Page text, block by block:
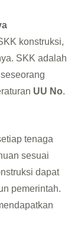
konstruksi,
SKK adalah
UU No.
tenaga
sesuai
dapat
pemerintah.